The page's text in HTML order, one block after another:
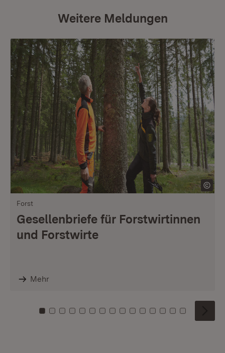
Weitere Meldungen
Forst
Gesellenbriefe für Forstwirtinnen
und Forstwirte
Mehr
Zu Kachel: 0
Zu Kachel: 1
Zu Kachel: 2
Zu Kachel: 3
Zu Kachel: 4
Zu Kachel: 5
Zu Kachel: 6
Zu Kachel: 7
Zu Kachel: 8
Zu Kachel: 9
Zu Kachel: 10
Zu Kachel: 11
Zu Kachel: 12
Zu Kachel:
Zu